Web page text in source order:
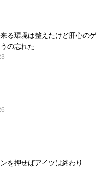
る環境は整えたけど肝心のゲ
の忘れた
ンを押せばアイツは終わり